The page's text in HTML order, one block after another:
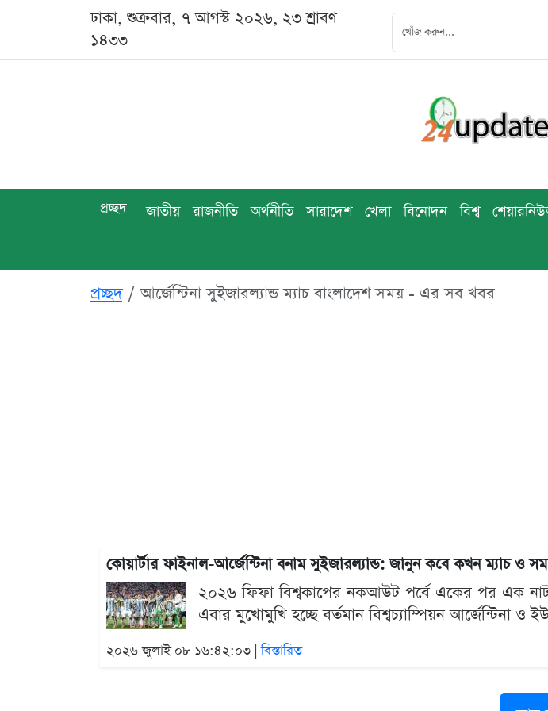
ঢাকা, শুক্রবার, ৭ আগস্ট ২০২৬, ২৩ শ্রাবণ
১৪৩৩
প্রচ্ছদ জাতীয় রাজনীতি অর্থনীতি সারাদেশ খেলা বিনোদন বিশ্ব
প্রচ্ছদ আর্জেন্টিনা সুইজারল্যান্ড ম্যাচ বাংলাদেশ সময় - এর সব খবর
কোয়ার্টার ফাইনাল-আর্জেন্টিনা বনাম সুইজারল্যান্ড: জানুন কবে কখন ম্যাচ ও
২০২৬ ফিফা বিশ্বকাপের নকআউট পর্বে একের পর এক
এবার মুখোমুখি হচ্ছে বর্তমান বিশ্বচ্যাম্পিয়ন আর্জেন্টিনা
২০২৬ জুলাই ০৮ ১৬:৪২:০৩ |বিস্তারিত